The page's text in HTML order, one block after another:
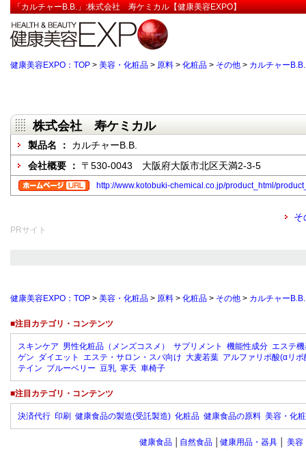
「カルチャーB.B.」:株式会社 寿ケミカル【健康美容EXPO】
健康美容EXPO：TOP > 美容・化粧品 > 原料 > 化粧品 > その他 > カルチャーB.B.
株式会社 寿ケミカル
製品名 ： カルチャーB.B.
会社概要 ： 〒530-0043 大阪府大阪市北区天満2-3-5
http://www.kotobuki-chemical.co.jp/product_html/
そ
PRサイト
健康美容EXPO：TOP > 美容・化粧品 > 原料 > 化粧品 > その他 > カルチャーB.B.
■注目カテゴリ・コンテンツ
スキンケア 男性化粧品（メンズコスメ） サプリメント 機能性成分 エステ
ゲン ダイエット エステ・サロン・スパ向け 大麦若葉 アルファリポ酸(αリポ
テイン ブルーベリー 豆乳 寒天 車椅子
■注目カテゴリ・コンテンツ
決済代行 印刷 健康食品の製造(受託製造) 化粧品 健康食品の原料 美容・化
健康食品 自然食品 健康用品・器具 美容